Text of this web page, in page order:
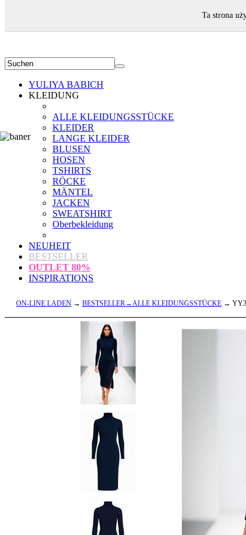
YULIYA BABICH
KLEIDUNG
ALLE KLEIDUNGSSTÜCKE
KLEIDER
LANGE KLEIDER
BLUSEN
HOSEN
TSHIRTS
RÖCKE
MÄNTEL
JACKEN
SWEATSHIRT
Oberbekleidung
NEUHEIT
BESTSELLER
OUTLET 80%
INSPIRATIONS
ON-LINE LADEN → BESTSELLER→ALLE KLEIDUNGSSTÜCKE →
Ta strona